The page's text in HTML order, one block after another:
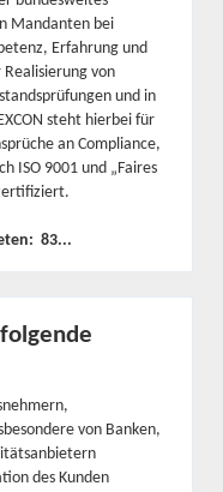
Mandanten bei
Erfahrung und
von
und in
steht hierbei für
an Compliance,
ISO 9001 und „Faires
83...
von Banken,
des Kunden